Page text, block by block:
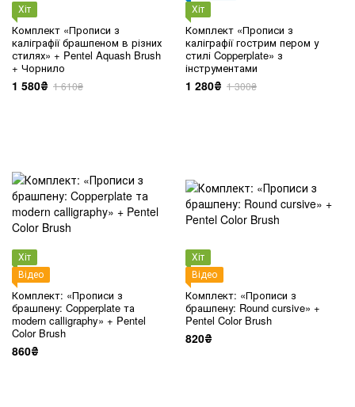
Хіт
Комплект «Прописи з
каліграфії брашпеном в різних
стилях» + Pentel Aquash Brush
+ Чорнило
1 580₴ 1 610₴
Хіт
Комплект «Прописи з
каліграфії гострим пером у
стилі Copperplate» з
інструментами
1 280₴ 1 300₴
Хіт
Відео
Комплект: «Прописи з
брашпену: Copperplate та
modern calligraphy» + Pentel
Color Brush
860₴
Хіт
Відео
Комплект: «Прописи з
брашпену: Round cursive» +
Pentel Color Brush
820₴